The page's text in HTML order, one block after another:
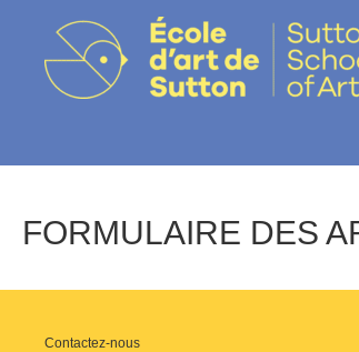
FORMULAIRE DES
Contactez-nous